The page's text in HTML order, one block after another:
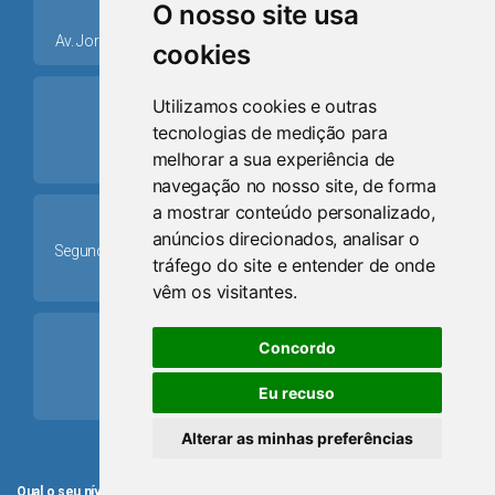
O nosso site usa
cookies
Utilizamos cookies e outras
tecnologias de medição para
melhorar a sua experiência de
navegação no nosso site, de forma
a mostrar conteúdo personalizado,
anúncios direcionados, analisar o
tráfego do site e entender de onde
vêm os visitantes.
Concordo
Eu recuso
Alterar as minhas preferências
place
Av. Jorge Dariva, 1211, Centro CEP: 95520.000 - Osório/RS
ring_volume
Telefone
(51) 9 8024-0884
Schedule
Segunda-feira a Sexta-feira: 08h às 12h e das 13h30min às
17h30min
mail
Email
camaraosorio@gmail.com
Qual o seu nível de satisfação com o atendimento da Câmara